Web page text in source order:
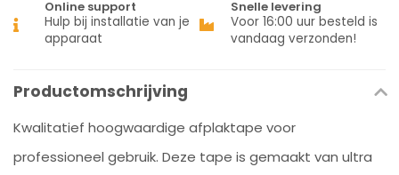
Online support
Hulp bij installatie van je
apparaat
Snelle levering
Voor 16:00 uur besteld is
vandaag verzonden!
Productomschrijving
Kwalitatief hoogwaardige afplaktape voor
professioneel gebruik. Deze tape is gemaakt van ultra